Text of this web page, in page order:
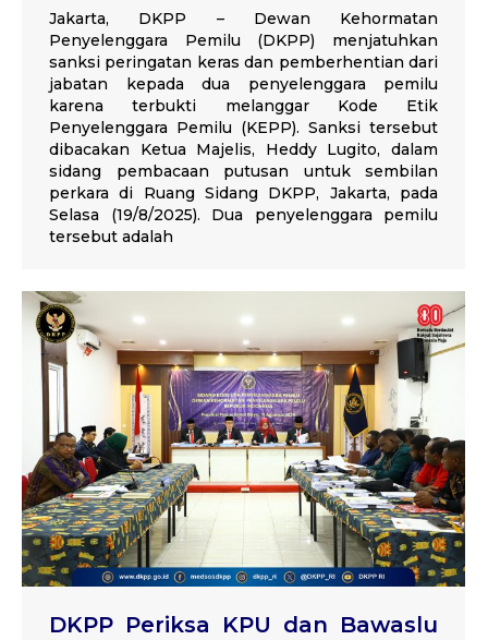
Jakarta, DKPP – Dewan Kehormatan
Penyelenggara Pemilu (DKPP) menjatuhkan
sanksi peringatan keras dan pemberhentian dari
jabatan kepada dua penyelenggara pemilu
karena terbukti melanggar Kode Etik
Penyelenggara Pemilu (KEPP). Sanksi tersebut
dibacakan Ketua Majelis, Heddy Lugito, dalam
sidang pembacaan putusan untuk sembilan
perkara di Ruang Sidang DKPP, Jakarta, pada
Selasa (19/8/2025). Dua penyelenggara pemilu
tersebut adalah
DKPP Periksa KPU dan Bawaslu